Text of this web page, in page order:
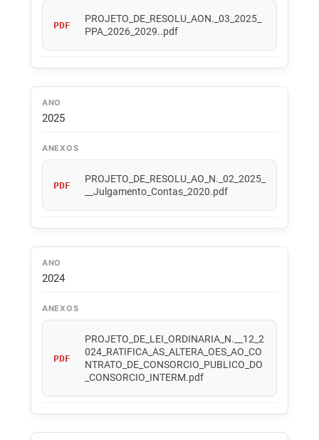
PDF
PROJETO_DE_RESOLU_AON._03_2025_
PPA_2026_2029..pdf
ANO
2025
ANEXOS
PDF
PROJETO_DE_RESOLU_AO_N._02_2025_
__Julgamento_Contas_2020.pdf
ANO
2024
ANEXOS
PDF
PROJETO_DE_LEI_ORDINARIA_N.__12_2
024_RATIFICA_AS_ALTERA_OES_AO_CO
NTRATO_DE_CONSORCIO_PUBLICO_DO
_CONSORCIO_INTERM.pdf